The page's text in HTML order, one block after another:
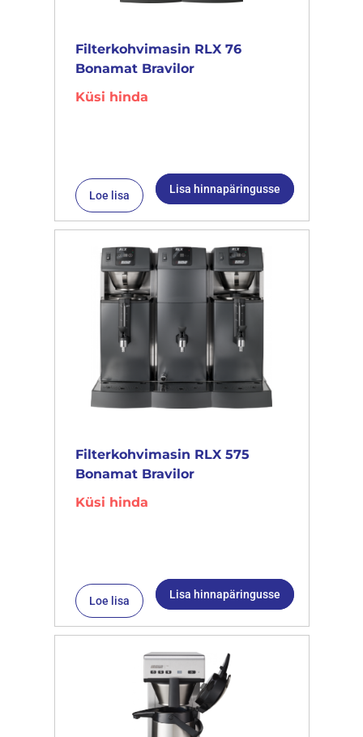
Filterkohvimasin RLX 76
Bonamat Bravilor
Küsi hinda
Loe lisa Lisa hinnapäringusse
Filterkohvimasin RLX 575
Bonamat Bravilor
Küsi hinda
Loe lisa Lisa hinnapäringusse